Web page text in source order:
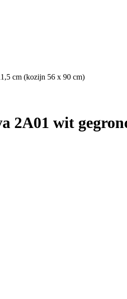
cm (kozijn 56 x 90 cm)
wit